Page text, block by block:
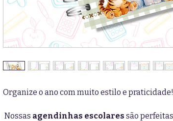
Organize o ano com muito estilo e praticidade!
Nossas agendinhas escolares são